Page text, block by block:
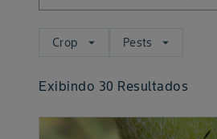
Crop arrow_drop_down Pests arrow_drop_down
Exibindo 30 Resultados